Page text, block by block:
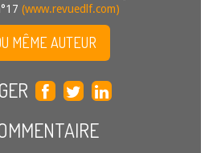
(www.revuedlf.com)
MÊME AUTEUR